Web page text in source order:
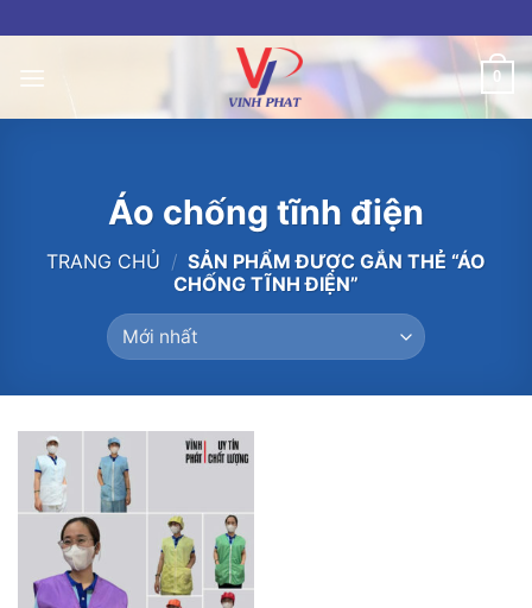
to
content
0
Áo chống tĩnh điện
TRANG CHỦ / SẢN PHẨM ĐƯỢC GẮN THẺ “ÁO
CHỐNG TĨNH ĐIỆN”